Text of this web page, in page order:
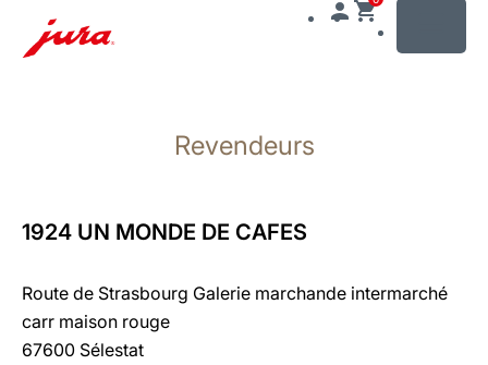
recherche
Revendeurs
1924 UN MONDE DE CAFES
Route de Strasbourg Galerie marchande intermarché
carr maison rouge
67600 Sélestat